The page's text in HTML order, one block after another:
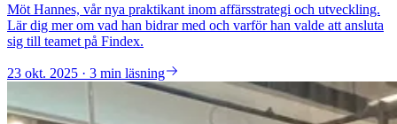
Möt Hannes, vår nya praktikant inom affärsstrategi och utveckling.
Lär dig mer om vad han bidrar med och varför han valde att ansluta
sig till teamet på Findex.
23 okt. 2025 · 3 min läsning